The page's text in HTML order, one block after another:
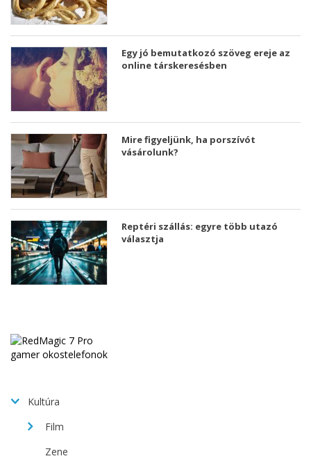
Egy jó bemutatkozó szöveg ereje az
online társkeresésben
Mire figyeljünk, ha porszívót
vásárolunk?
Reptéri szállás: egyre több utazó
választja
Kultúra
Film
Zene